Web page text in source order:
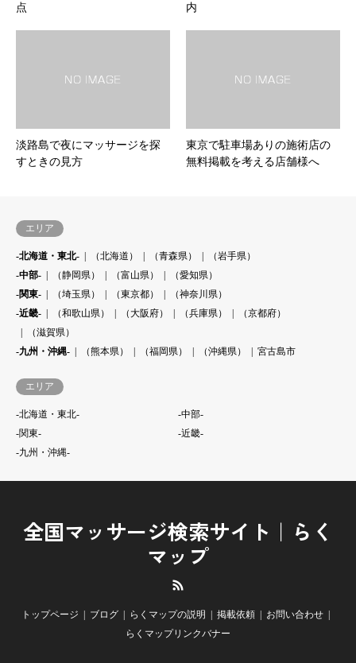
点
内
淡路島で夜にマッサージを探
すときの見方
東京で駐車場ありの施術店の
無料掲載を考える店舗様へ
エリア
-北海道・東北- （北海道） （青森県）
（岩手県）
-中部-
（静岡県） （富山県）
（愛知県）
-関東-
（埼玉県） （東京都）
（神奈川県）
-近畿-
（和歌山県） （大阪府） （兵庫県）
（京都府）
（滋賀県）
-九州・沖縄-
（熊本県） （福岡県） （沖縄県） 宮古島市
エリア
-北海道・東北-
-中部-
-関東-
-近畿-
-九州・沖縄-
全国マッサージ検索サイト｜らく
マップ
トップページ ブログ らくマップの説明 掲載依頼
お問い合わせ
らくマップリンクバナー